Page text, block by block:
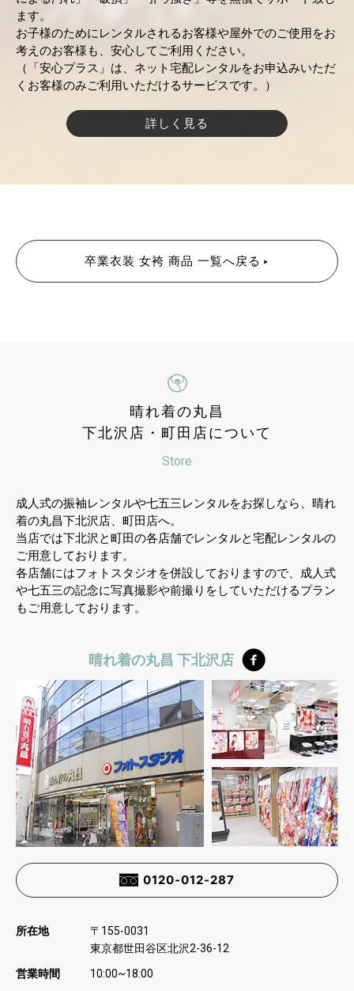
ます。
お子様のためにレンタルされるお客様や屋外でのご使用をお
考えのお客様も、安心してご利用ください。
（「安心プラス」は、ネット宅配レンタルをお申込みいただ
くお客様のみご利用いただけるサービスです。）
詳しく見る
卒業衣装 女袴 商品 一覧へ戻る
晴れ着の丸昌
下北沢店・町田店について
Store
成人式の振袖レンタルや七五三レンタルをお探しなら、晴れ
着の丸昌下北沢店、町田店へ。
当店では下北沢と町田の各店舗でレンタルと宅配レンタルの
ご用意しております。
各店舗にはフォトスタジオを併設しておりますので、成人式
や七五三の記念に写真撮影や前撮りをしていただけるプラン
もご用意しております。
晴れ着の丸昌 下北沢店
0120-012-287
所在地 〒 155-0031
東京都世田谷区北沢2-36-12
営業時間 10:00~18:00